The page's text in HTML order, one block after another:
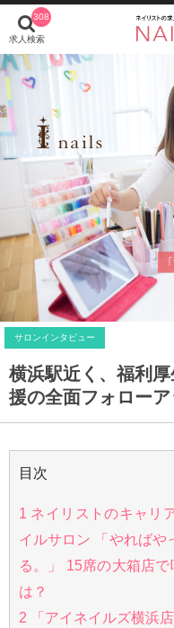
308
求人検索
サロンインタビュー
横浜駅近く、福利
援の全面フォローア
目次
1 ネイリストのキャリ
イルサロン 「やればや
る。」 15席の大箱店で
は？
2 「アイネイルズ横浜